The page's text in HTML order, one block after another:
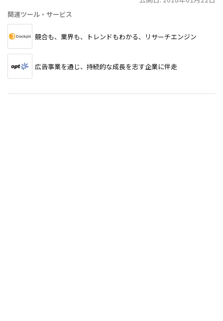
関連ツール・サービス
競合も、業界も、トレンドもわかる、リサーチエンジン
広告事業を通じ、持続的な成長を志す企業に伴走